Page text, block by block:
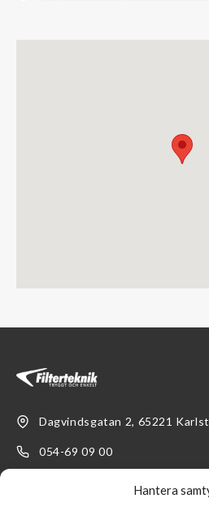
Hantera
Dagvindsgatan 2, 65221
054-69 09 00